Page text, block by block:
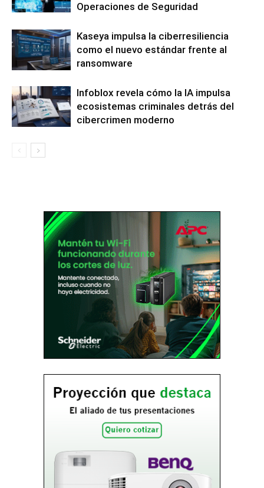
Operaciones de Seguridad
Kaseya impulsa la ciberresiliencia
como el nuevo estándar frente al
ransomware
Infoblox revela cómo la IA impulsa
ecosistemas criminales detrás del
cibercrimen moderno